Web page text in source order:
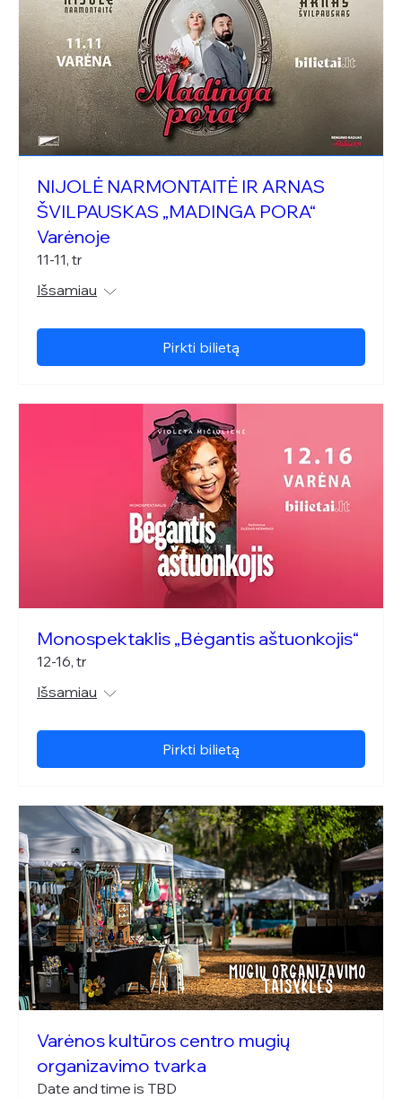
NIJOLĖ NARMONTAITĖ IR ARNAS
ŠVILPAUSKAS „MADINGA PORA“
Varėnoje
11-11, tr
Išsamiau
Pirkti bilietą
Monospektaklis „Bėgantis aštuonkojis“
12-16, tr
Išsamiau
Pirkti bilietą
Varėnos kultūros centro mugių
organizavimo tvarka
Date and time is TBD